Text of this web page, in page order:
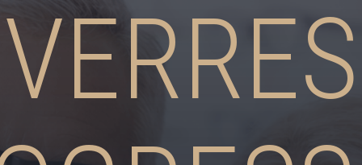
VERRES